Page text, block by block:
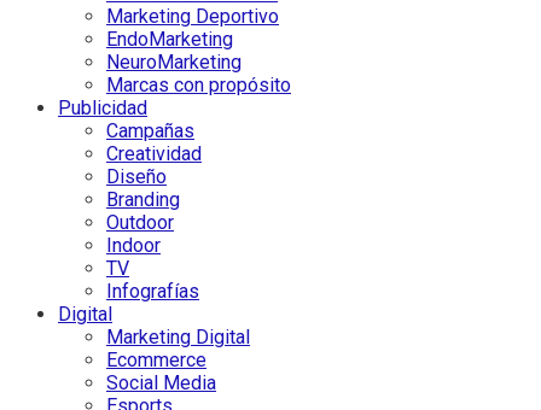
Marketing Deportivo
EndoMarketing
NeuroMarketing
Marcas con propósito
Publicidad
Campañas
Creatividad
Diseño
Branding
Outdoor
Indoor
TV
Infografías
Digital
Marketing Digital
Ecommerce
Social Media